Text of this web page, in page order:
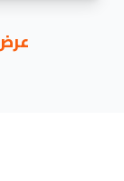
عرض